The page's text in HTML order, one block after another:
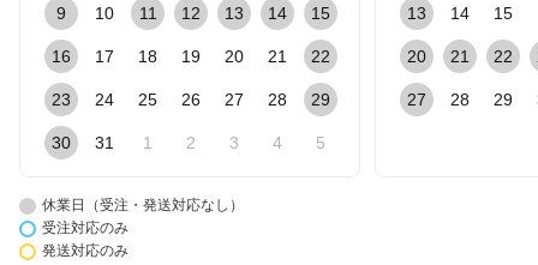
9 10 11 12 13 14 15
16 17 18 19 20 21 22
23 24 25 26 27 28 29
30 31 1 2 3 4 5
13 14 15
20 21 22
27 28 29
休業日（受注・発送対応なし）
受注対応のみ
発送対応のみ